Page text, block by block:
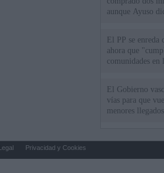
aunque Ayuso
El PP se
ahora que
comunidades en
El Gobierno
vías para que
menores
Privacidad y Cookies